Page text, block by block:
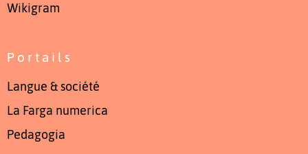
Wikigram
Portails
Langue & société
La Farga numerica
Pedagogia